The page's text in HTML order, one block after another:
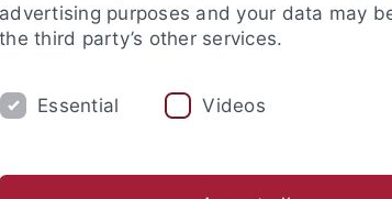
FORSCHUNG
Fakultät
advertising purposes and your data may
the third party’s other services.
Essential Videos